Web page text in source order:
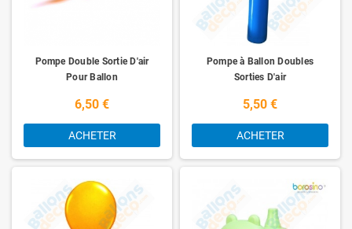
Pompe Double Sortie D'air
Pour Ballon
6,50 €
ACHETER
Pompe à Ballon Doubles
Sorties D'air
5,50 €
ACHETER